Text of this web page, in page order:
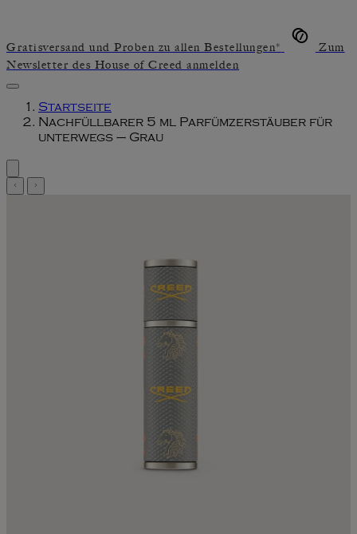
Gratisversand und Proben zu allen Bestellungen*
Zum
Newsletter des House of Creed anmelden
Startseite
Nachfüllbarer 5 ml Parfümzerstäuber für
unterwegs – Grau